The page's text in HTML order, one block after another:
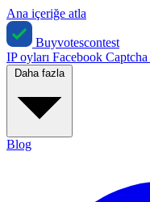
Ana içeriğe atla
Buyvotescontest
IP oyları Facebook Captcha
Daha fazla
Blog